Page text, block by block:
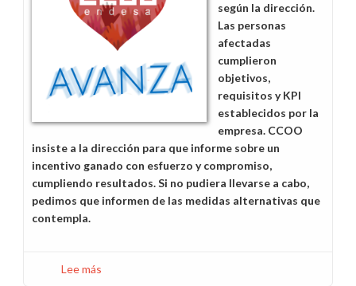
según la dirección.
Las personas
afectadas
cumplieron
objetivos,
requisitos y KPI
establecidos por la
empresa. CCOO
insiste a la dirección para que informe sobre un
incentivo ganado con esfuerzo y compromiso,
cumpliendo resultados. Si no pudiera llevarse a cabo,
pedimos que informen de las medidas alternativas que
contempla.
Lee más